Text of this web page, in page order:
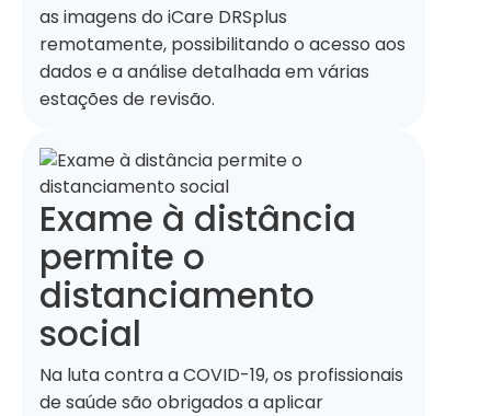
as imagens do iCare DRSplus
remotamente, possibilitando o acesso aos
dados e a análise detalhada em várias
estações de revisão.
Exame à distância
permite o
distanciamento
social
Na luta contra a COVID-19, os profissionais
de saúde são obrigados a aplicar